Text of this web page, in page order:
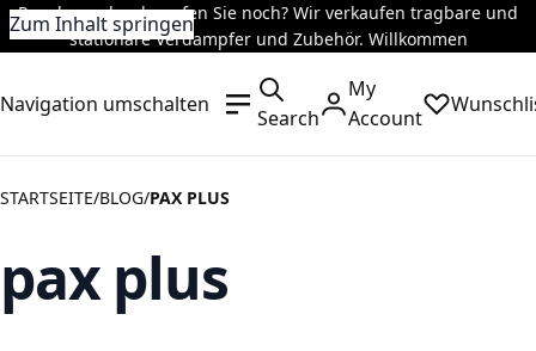
Zum Inhalt springen
Rauchen oder dampfen Sie noch? Wir verkaufen tragbare und
stationäre Verdampfer und Zubehör. Willkommen
Navigation umschalten
Search
My
Account
STARTSEITE BLOG PAX PLUS
pax plus